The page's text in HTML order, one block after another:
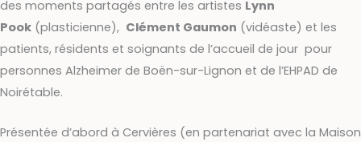
des moments partagés entre les artistes Lynn
Pook (plasticienne), Clément Gaumon (vidéaste) et les
patients, résidents et soignants de l’accueil de jour pour
personnes Alzheimer de Boën-sur-Lignon et de l’EHPAD de
Noirétable.
Présentée d’abord à Cervières (en partenariat avec la Maison